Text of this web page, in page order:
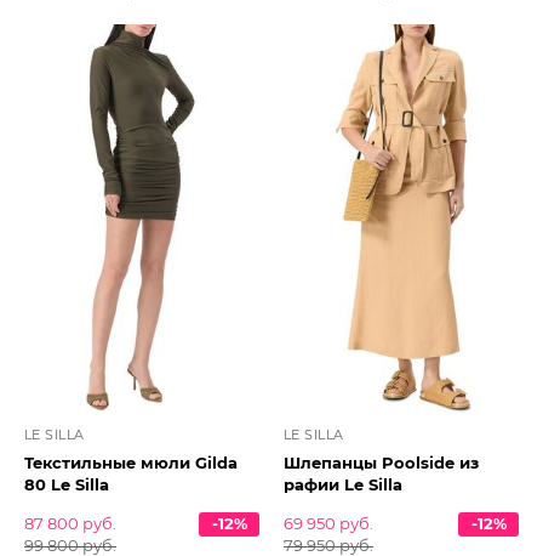
LE SILLA
Текстильные мюли Gilda
80 Le Silla
87 800 руб.
99 800 руб.
-12%
LE SILLA
Шлепанцы Poolside из
рафии Le Silla
69 950 руб.
79 950 руб.
-12%